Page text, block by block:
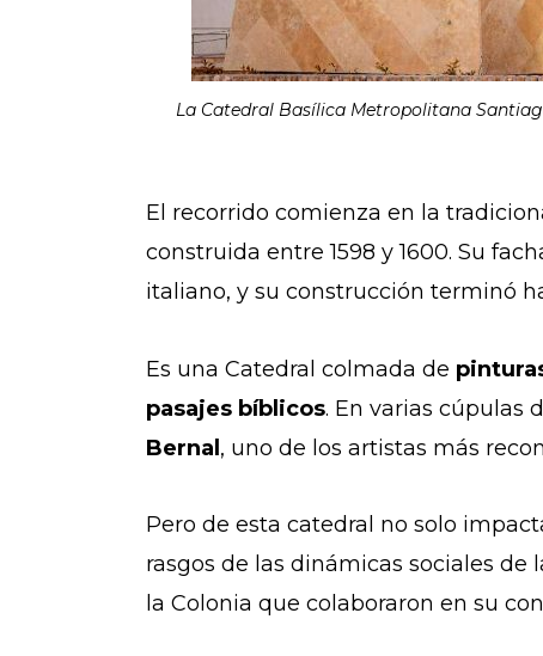
La Catedral Basílica Metropolitana
El recorrido comienza en la
construida entre 1598 y 1600. Su
italiano, y su construcción terminó
Es una Catedral colmada de
pasajes bíblicos. En varias cúpulas
Bernal , uno de los artistas más
Pero de esta catedral no solo
rasgos de las dinámicas sociales de
la Colonia que colaboraron en su